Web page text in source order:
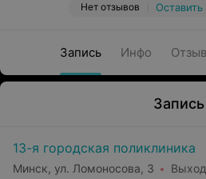
Нет отзывов
Запись Инфо
Запись
13-я городская поликлиника
Минск, ул. Ломоносова, 3